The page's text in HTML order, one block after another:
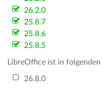
26.2.0
25.8.7
25.8.6
25.8.5
LibreOffice ist in folgenden
26.8.0